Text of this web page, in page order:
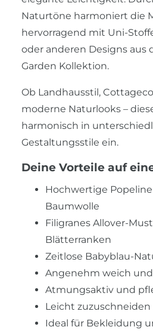
Naturtöne harmoniert die
hervorragend mit Uni-
oder anderen Designs aus
Garden Kollektion.
Ob Landhausstil,
moderne Naturlooks –
harmonisch in
Gestaltungsstile ein.
Deine Vorteile auf
Hochwertige Popeline
Baumwolle
Filigranes Allover-
Blätterranken
Zeitlose Babyblau-
Angenehm weich
Atmungsaktiv und
Leicht
Ideal für Bekleidung